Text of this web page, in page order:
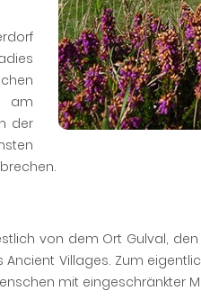
am
der
von dem Ort Gulval, den
Villages. Zum
mit eingeschränkter